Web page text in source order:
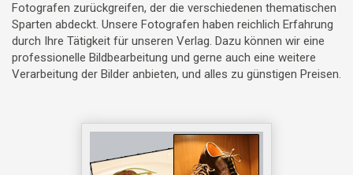
Fotografen zurückgreifen, der die verschiedenen thematischen
Sparten abdeckt. Unsere Fotografen haben reichlich Erfahrung
durch Ihre Tätigkeit für unseren Verlag. Dazu können wir eine
professionelle Bildbearbeitung und gerne auch eine weitere
Verarbeitung der Bilder anbieten, und alles zu günstigen Preisen.